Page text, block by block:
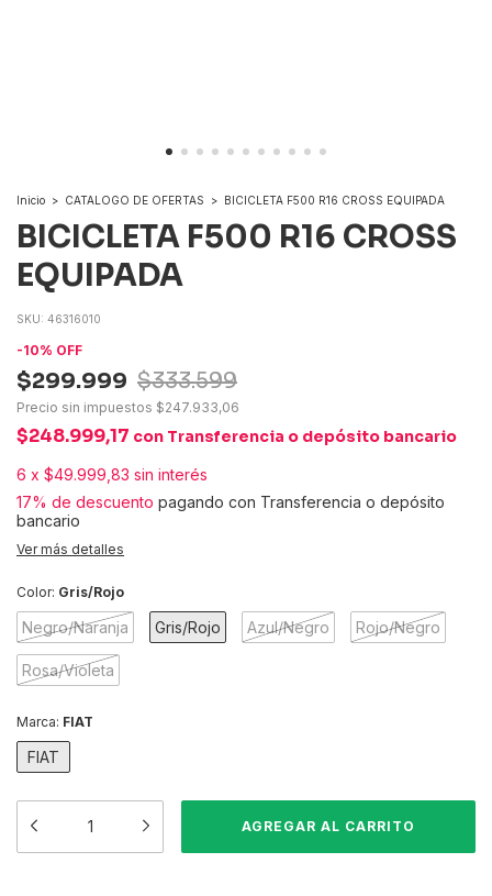
Inicio > CATALOGO DE OFERTAS > BICICLETA F500 R16 CROSS EQUIPADA
BICICLETA F500 R16 CROSS
EQUIPADA
SKU: 46316010
-10% OFF
$299.999 $333.599
Precio sin impuestos $247.933,06
$248.999,17 con Transferencia o depósito bancario
6 x $49.999,83 sin interés
17% de descuento pagando con Transferencia o depósito
bancario
Ver más detalles
Color: Gris/Rojo
Negro/Naranja Gris/Rojo Azul/Negro Rojo/Negro
Rosa/Violeta
Marca: FIAT
FIAT